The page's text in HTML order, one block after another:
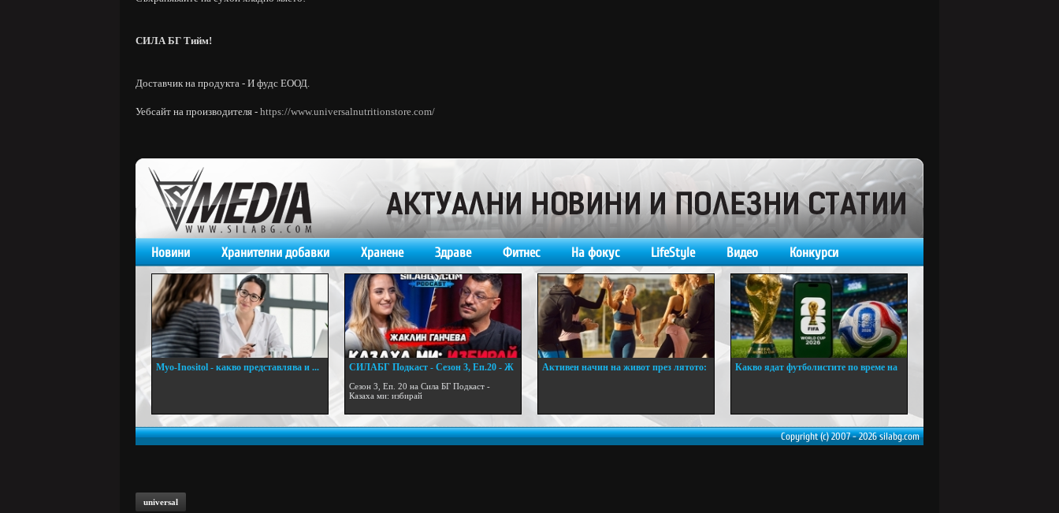
СИЛА БГ Тийм!
Доставчик на продукта - И фудс ЕООД.
Уебсайт на производителя - https://www.universalnutritionstore.com/
Новини Хранителни добавки Хранене Здраве Фитнес На фокус LifeStyle Видео Конкурси
Myo-Inositol - какво представлява и ...
СИЛАБГ Подкаст - Сезон 3, Еп.20 - Ж
Сезон 3, Еп. 20 на Сила БГ Подкаст -
Казаха ми: избирай
Активен начин на живот през лятото:
Какво ядат футболистите по време на
Copyright (c) 2007 - 2026 silabg.com
universal